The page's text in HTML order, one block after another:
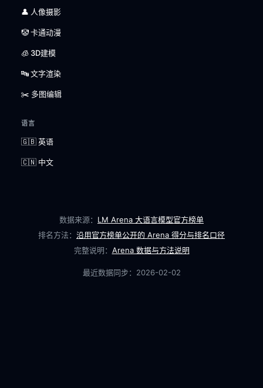
👤 人像摄影
🤡 卡通动漫
🧊 3D建模
🔤 文字渲染
✂️ 多图编辑
语言
🇬🇧 英语
🇨🇳 中文
数据来源： LM Arena 大语言模型官方榜单
排名方法： 沿用官方榜单公开的 Arena 得分与排名口径
完整说明： Arena 数据与方法说明
最近数据同步： 2026-02-02